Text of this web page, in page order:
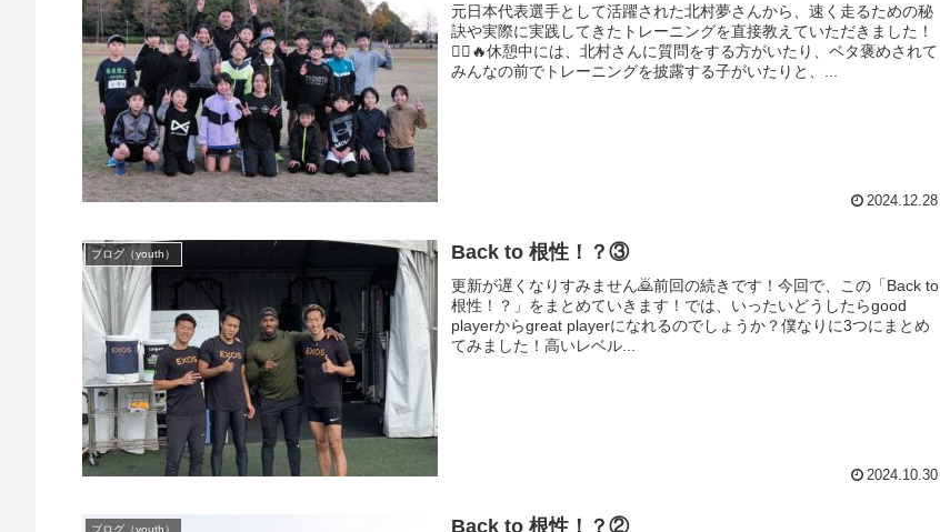
元日本代表選手として活躍された北村夢さんから、速く走るための秘
訣や実際に実践してきたトレーニングを直接教えていただきました！
🏃‍♂️🔥休憩中には、北村さんに質問をする方がいたり、ベタ褒めされて
みんなの前でトレーニングを披露する子がいたりと、...
2024.12.28
ブログ（youth） Back to 根性！？③
更新が遅くなりすみません🙇前回の続きです！今回で、この「Back to
根性！？」をまとめていきます！では、いったいどうしたらgood
playerからgreat playerになれるのでしょうか？僕なりに3つにまとめ
てみました！高いレベル...
2024.10.30
ブログ（youth） Back to 根性！？②